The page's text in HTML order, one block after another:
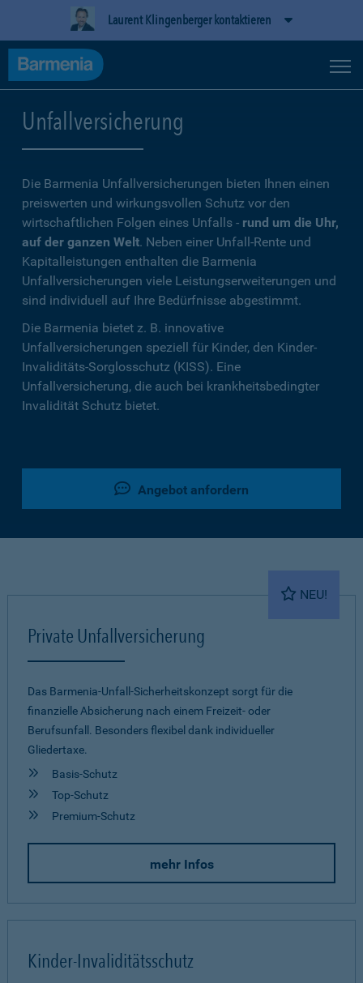
Laurent Klingenberger kontaktieren
Unfallversicherung
Die Barmenia Unfallversicherungen bieten Ihnen einen
preiswerten und wirkungsvollen Schutz vor den
wirtschaftlichen Folgen eines Unfalls - rund um die Uhr,
auf der ganzen Welt. Neben einer Unfall-Rente und
Kapitalleistungen enthalten die Barmenia
Unfallversicherungen viele Leistungserweiterungen und
sind individuell auf Ihre Bedürfnisse abgestimmt.
Die Barmenia bietet z. B. innovative
Unfallversicherungen speziell für Kinder, den Kinder-
Invaliditäts-Sorglosschutz (KISS). Eine
Unfallversicherung, die auch bei krankheitsbedingter
Invalidität Schutz bietet.
Angebot anfordern
NEU!
Private Unfallversicherung
Das Barmenia-Unfall-Sicherheitskonzept sorgt für die
finanzielle Absicherung nach einem Freizeit- oder
Berufsunfall. Besonders flexibel dank individueller
Gliedertaxe.
Basis-Schutz
Top-Schutz
Premium-Schutz
mehr Infos
Kinder-Invaliditätsschutz